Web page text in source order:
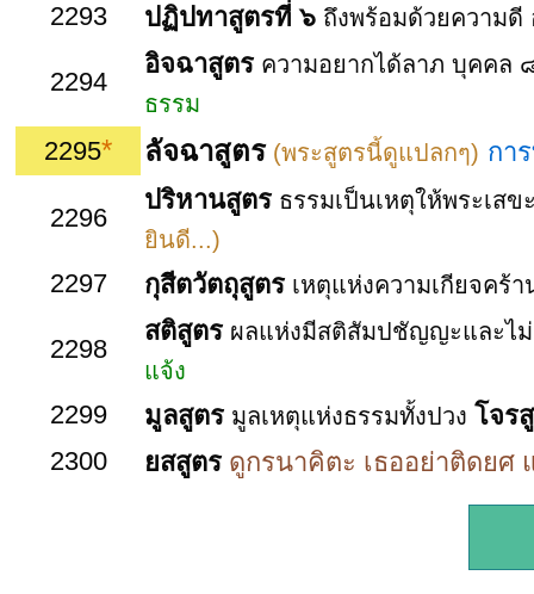
2293 ปฏิปทาสูตรที่ ๖ ถึงพร้อมด้วยความ
2294
อิจฉาสูตร ความอยากได้ลาภ บุคคล
ธรรม
2295* ลัจฉาสูตร(พระสูตรนี้ดูแปลกๆ) กา
2296
ปริหานสูตร ธรรมเป็นเหตุให้พระเสข
ยินดี...)
2297 กุสีตวัตถุสูตร เหตุแห่งความเกียจคร้
2298
สติสูตร ผลแห่งมีสติสัมปชัญญะและไ
แจ้ง
2299 มูลสูตร มูลเหตุแห่งธรรมทั้งปวง โจร
2300
ยสสูตร ดูกรนาคิตะ เธออย่าติดยศ